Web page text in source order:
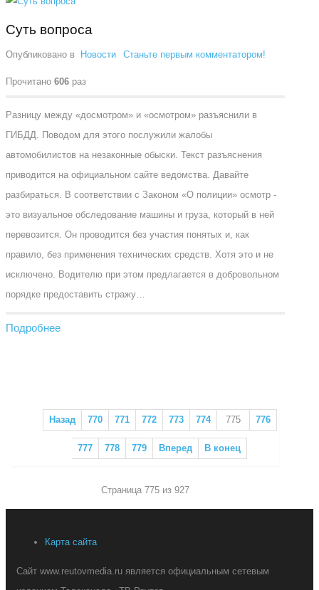
Суть вопроса
Опубликовано в Новости Станьте первым комментатором!
Прочитано 606 раз
Разницу между «досмотром» и «осмотром» разъяснили в
ГИБДД. Поводом для этого послужили жалобы
автомобилистов на незаконные обыски. Текст разъяснения
приводится на официальном сайте ведомства. Давайте
разбираться. В соответствии с Законом «О полиции» осмотр -
это визуальное обследование машины и груза, который в ней
перевозится. Он проводится без участия понятых и, как
правило, без применения технических средств. Хотя это и не
исключено. Водителю при этом предлагается в добровольном
порядке предоставить стражу…
Подробнее
Назад 770 771 772 773 774 775 776
777 778 779 Вперед В конец
Страница 775 из 927
Карта сайта
Сайт www.reutovmedia.ru является официальным сетевым